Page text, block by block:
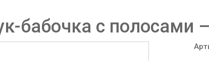
бабочка с